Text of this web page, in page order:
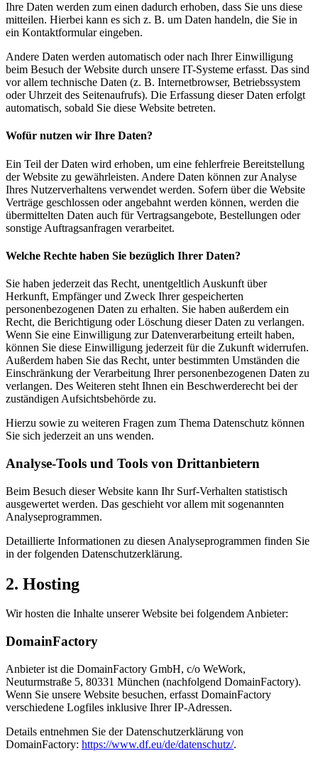
Ihre Daten werden zum einen dadurch erhoben, dass Sie uns diese
mitteilen. Hierbei kann es sich z. B. um Daten handeln, die Sie in
ein Kontaktformular eingeben.
Andere Daten werden automatisch oder nach Ihrer Einwilligung
beim Besuch der Website durch unsere IT-Systeme erfasst. Das sind
vor allem technische Daten (z. B. Internetbrowser, Betriebssystem
oder Uhrzeit des Seitenaufrufs). Die Erfassung dieser Daten erfolgt
automatisch, sobald Sie diese Website betreten.
Wofür nutzen wir Ihre Daten?
Ein Teil der Daten wird erhoben, um eine fehlerfreie Bereitstellung
der Website zu gewährleisten. Andere Daten können zur Analyse
Ihres Nutzerverhaltens verwendet werden. Sofern über die Website
Verträge geschlossen oder angebahnt werden können, werden die
übermittelten Daten auch für Vertragsangebote, Bestellungen oder
sonstige Auftragsanfragen verarbeitet.
Welche Rechte haben Sie bezüglich Ihrer Daten?
Sie haben jederzeit das Recht, unentgeltlich Auskunft über
Herkunft, Empfänger und Zweck Ihrer gespeicherten
personenbezogenen Daten zu erhalten. Sie haben außerdem ein
Recht, die Berichtigung oder Löschung dieser Daten zu verlangen.
Wenn Sie eine Einwilligung zur Datenverarbeitung erteilt haben,
können Sie diese Einwilligung jederzeit für die Zukunft widerrufen.
Außerdem haben Sie das Recht, unter bestimmten Umständen die
Einschränkung der Verarbeitung Ihrer personenbezogenen Daten zu
verlangen. Des Weiteren steht Ihnen ein Beschwerderecht bei der
zuständigen Aufsichtsbehörde zu.
Hierzu sowie zu weiteren Fragen zum Thema Datenschutz können
Sie sich jederzeit an uns wenden.
Analyse-Tools und Tools von Dritt­anbietern
Beim Besuch dieser Website kann Ihr Surf-Verhalten statistisch
ausgewertet werden. Das geschieht vor allem mit sogenannten
Analyseprogrammen.
Detaillierte Informationen zu diesen Analyseprogrammen finden Sie
in der folgenden Datenschutzerklärung.
2. Hosting
Wir hosten die Inhalte unserer Website bei folgendem Anbieter:
DomainFactory
Anbieter ist die DomainFactory GmbH, c/o WeWork,
Neuturmstraße 5, 80331 München (nachfolgend DomainFactory).
Wenn Sie unsere Website besuchen, erfasst DomainFactory
verschiedene Logfiles inklusive Ihrer IP-Adressen.
Details entnehmen Sie der Datenschutzerklärung von
DomainFactory: https://www.df.eu/de/datenschutz/.